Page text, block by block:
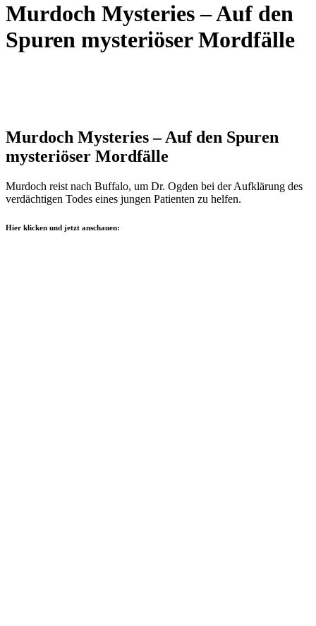
Murdoch Mysteries – Auf den
Spuren mysteriöser Mordfälle
Murdoch Mysteries – Auf den Spuren
mysteriöser Mordfälle
Murdoch reist nach Buffalo, um Dr. Ogden bei der Aufklärung des
verdächtigen Todes eines jungen Patienten zu helfen.
Hier klicken und jetzt anschauen: